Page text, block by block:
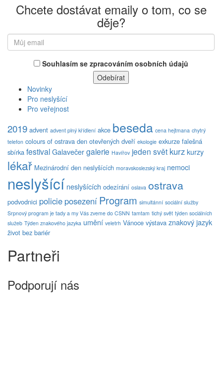
Chcete dostávat emaily o tom, co se
děje?
Souhlasím se zpracováním osobních údajů
Novinky
Pro neslyšící
Pro veřejnost
2019 advent advent plný křídlení akce beseda cena hejtmana chytrý
telefon colours of ostrava den otevřených dveří ekologie exkurze falešná
sbírka festivalGalavečergalerie Havířov jeden svět kurzkurzy
lékař Mezinárodní den neslyšících moravskoslezský kraj nemoci
neslyšící neslyšících odezírání oslava ostrava
podvodnici policie posezení Program simultánní sociální služby
Srpnový program je tady a my Vás zveme do CSNN tamtam tichý svět týden sociálních
služeb Týden znakového jazyka umění veletrh Vánoce výstava znakový jazyk
život bez bariér
Partneři
Podporují nás